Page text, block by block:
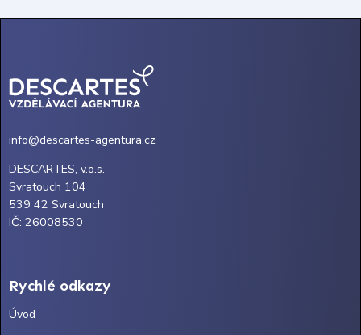
info@descartes-agentura.cz
DESCARTES, v.o.s.
Svratouch 104
539 42 Svratouch
IČ: 26008530
Rychlé odkazy
Úvod